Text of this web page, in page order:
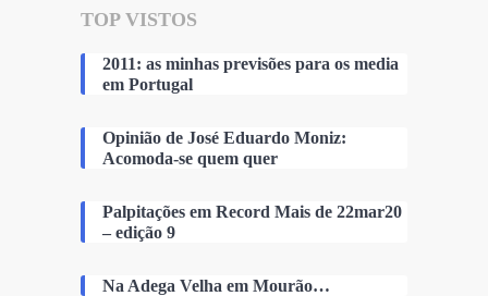
TOP VISTOS
2011: as minhas previsões para os media
em Portugal
Opinião de José Eduardo Moniz:
Acomoda-se quem quer
Palpitações em Record Mais de 22mar20
– edição 9
Na Adega Velha em Mourão…